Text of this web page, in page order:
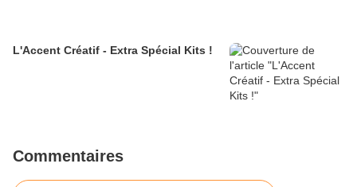
L'Accent Créatif - Extra Spécial Kits !
Commentaires